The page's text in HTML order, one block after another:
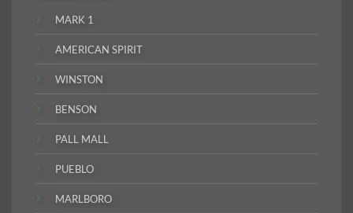
MARK 1
AMERICAN SPIRIT
WINSTON
BENSON
PALL MALL
PUEBLO
MARLBORO